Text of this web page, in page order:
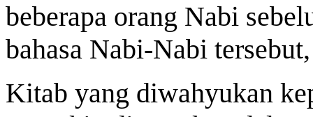
beberapa orang Nabi
bahasa Nabi-Nabi
Kitab yang diwahyukan